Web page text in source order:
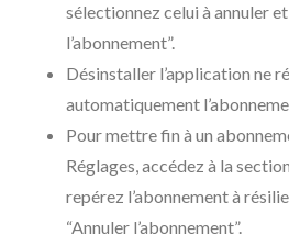
sélectionnez celui à annuler
l’abonnement”.
Désinstaller l’application ne
automatiquement
Pour mettre fin à un
Réglages, accédez à la
repérez l’abonnement à
“Annuler l’abonnement”.